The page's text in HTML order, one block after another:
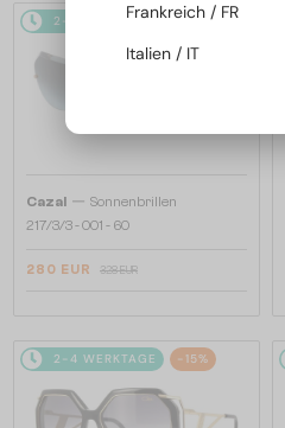
2-4 WERKTAGE -15%
Cazal — Sonnenbrillen
217/3/3 - 001 - 60
280 EUR 328 EUR
2-4 WERKTAGE -15%
Frankreich / FR
Italien / IT